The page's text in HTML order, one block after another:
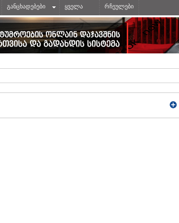
განცხადებები ყველა რჩეულები